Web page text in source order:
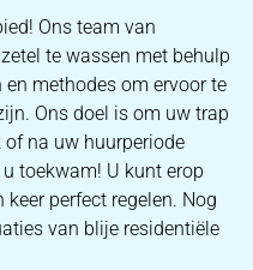
Ons team van
te wassen met behulp
methodes om ervoor te
Ons doel is om uw trap
na uw huurperiode
toekwam! U kunt erop
perfect regelen. Nog
van blije residentiële